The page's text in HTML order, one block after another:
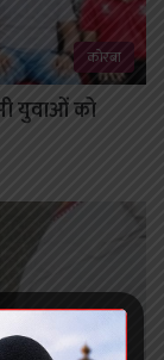
कोरबा
युवाओं को